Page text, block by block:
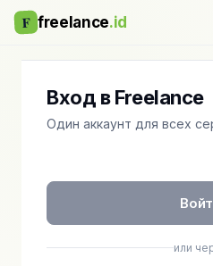
F freelance.id
Вход в Freelance
Один аккаунт для всех
или